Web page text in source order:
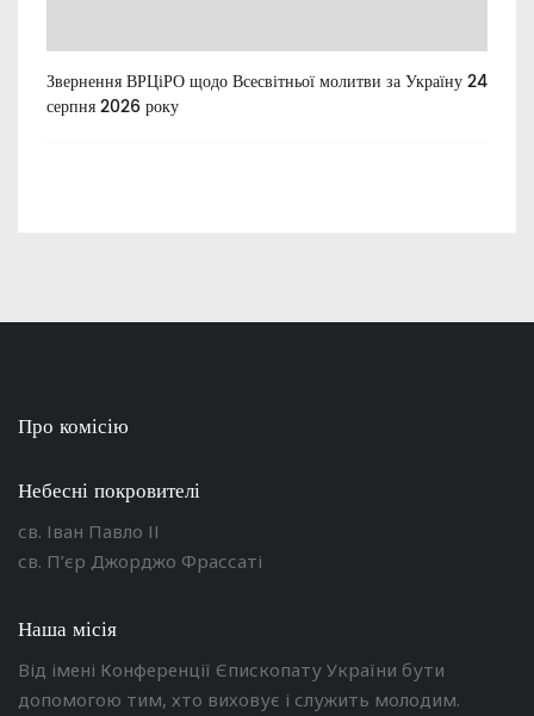
Звернення ВРЦіРО щодо Всесвітньої молитви за Україну 24
серпня 2026 року
Про комісію
Небесні покровителі
св. Іван Павло ІІ
св. П’єр Джорджо Фрассаті
Наша місія
Від імені Конференції Єпископату України бути
допомогою тим, хто виховує і служить молодим.